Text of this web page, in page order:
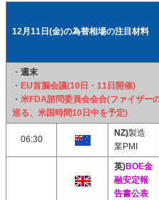
12月11日(金)の為替相場の注目材料
・ 週末
・ EU首脳会議(10日・11日開催)
・ 米FDA諮問委員会会合(ファイザー
巡る、米国時間10日中を予定)
06:30
NZ)製造
業PMI
英)BOE金
融安定報
告書公表